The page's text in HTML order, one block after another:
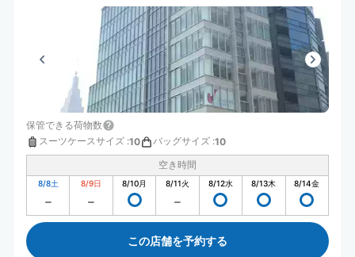
保管できる荷物数
スーツケースサイズ :10 バッグサイズ :10
空き時間
8/8土 8/9日 8/10月 8/11火 8/12水 8/13木 8/14金
この店舗を予約する